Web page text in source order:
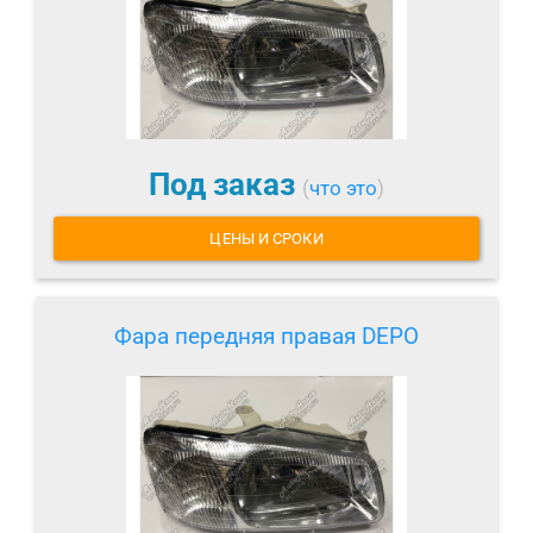
Под заказ (что это)
ЦЕНЫ И СРОКИ
Фара передняя правая DEPO